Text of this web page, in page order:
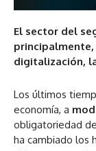
El sector del
digitalización,
Los últimos
economía, a
obligatoriedad
ha cambiado los